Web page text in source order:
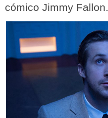
cómico Jimmy Fallon.